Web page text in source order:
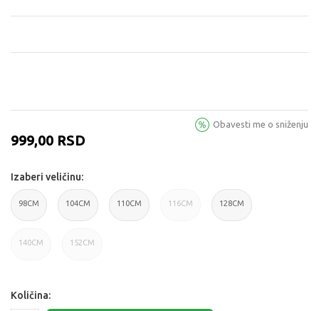
999,00 RSD
Obavesti me o sniženju
Izaberi veličinu:
98CM 104CM 110CM 116CM 128CM
140CM
152CM
Količina: